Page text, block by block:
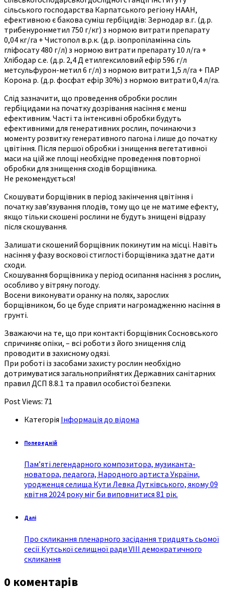
сільського господарства Карпатського регіону НААН,
ефективною є бакова суміш гербіцидів: Зернодар в.г. (д.р.
трибенуронметил 750 г/кг) з нормою витрати препарату
0,04 кг/га + Чистопол в.р.к. (д.р. ізопропіламінна сіль
гліфосату 480 г/л) з нормою витрати препарату 10 л/га +
Хлібодар с.е. (д.р. 2,4 Д етилгексиловий ефір 596 г/л
метсульфурон-метил 6 г/л) з нормою витрати 1,5 л/га + ПАР
Корона р. (д.р. фосфат ефір 30%) з нормою витрати 0,4 л/га.
Слід зазначити, що проведення обробки рослин
гербіцидами на початку дозрівання насіння є менш
ефективним. Часті та інтенсивні обробки будуть
ефективними для генеративних рослин, починаючи з
моменту розвитку генеративного пагона і лише до початку
цвітіння. Після першої обробки і знищення вегетативної
маси на цій же площі необхідне проведення повторної
обробки для знищення сходів борщівника.
Не рекомендується!
Скошувати борщівник в період закінчення цвітіння і
початку зав’язування плодів, тому що це не матиме ефекту,
якщо тільки скошені рослини не будуть знищені відразу
після скошування.
Залишати скошений борщівник покинутим на місці. Навіть
насіння у фазу воскової стиглості борщівника здатне дати
сходи.
Скошування борщівника у період осипання насіння з рослин,
особливо у вітряну погоду.
Восени виконувати оранку на полях, зарослих
борщівником, бо це буде сприяти нагромадженню насіння в
грунтi.
Зважаючи на те, що при контакті борщівник Сосновського
спричиняє опіки, – всі роботи з його знищення слід
проводити в захисному одязі.
При роботі із засобами захисту рослин необхідно
дотримуватися загальноприйнятих Державних санітарних
правил ДСП 8.8.1 та правил особистої безпеки.
Post Views: 71
Категорія Інформація до відома
Попередній
Пам’яті легендарного композитора, музиканта-
новатора, педагога, Народного артиста України,
уродженця селища Кути Левка Дутківського, якому 09
квітня 2024 року міг би виповнитися 81 рік.
Далі
Про скликання пленарного засідання тридцять сьомої
сесії Кутської селищної ради VIII демократичного
скликання
0 коментарів